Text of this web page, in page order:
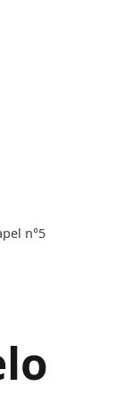
n°5